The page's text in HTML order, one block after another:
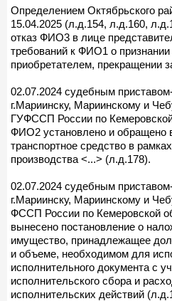
Определением Октябрьского
15.04.2025 (л.д.154, л.д.160,
отказ ФИО3 в лице
требований к ФИО1 о
приобретателем, прекращении
02.07.2024 судебным
г.Мариинску, Мариинскому и
ГУФССП России по
ФИО2 установлено и обращено
транспортное средство в
производства <...> (л.д.178).
02.07.2024 судебным
г.Мариинску, Мариинскому и
ФССП России по Кемеровской
вынесено постановление о
имущество, принадлежащее
и объеме, необходимом для
исполнительного документа с
исполнительского сбора и
исполнительских действий